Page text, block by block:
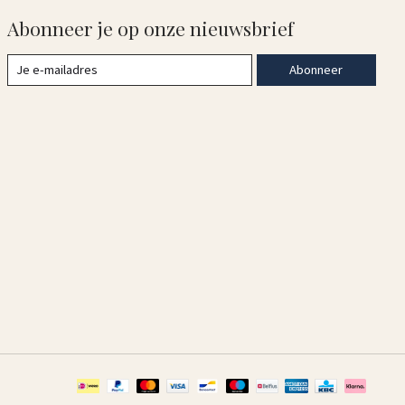
Abonneer je op onze nieuwsbrief
Abonneer